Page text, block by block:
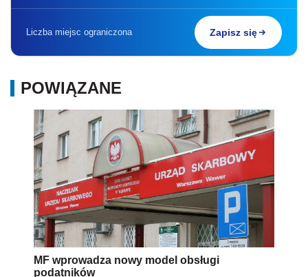
Liczba miejsc ograniczona Zapisz się
POWIĄZANE
MF wprowadza nowy model obsługi
podatników